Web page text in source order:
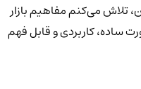
تلاش می‌کنم مفاهیم بازار
ساده، کاربردی و قابل فهم